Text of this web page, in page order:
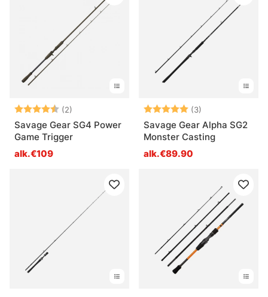
Arvio: (2)
4.5 5:sta tähdestä
Savage Gear SG4 Power
Game Trigger
alk.€109
Arvio: (3)
Savage Gear Alpha SG2
Monster Casting
alk.€89.90